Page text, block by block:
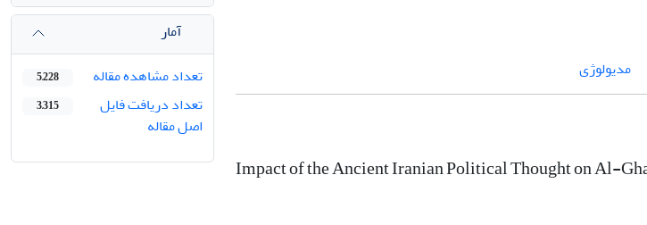
مدیولوژی
Impact of the Ancient Iranian Political Thought on Al-
آمار
تعداد مشاهده مقاله
5,228
تعداد دریافت فایل
اصل مقاله
3,315